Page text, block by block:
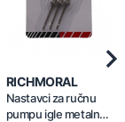
RICHMORAL
Nastavci za ručnu
pumpu igle metalne